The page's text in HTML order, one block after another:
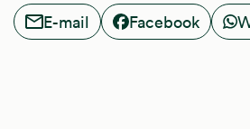
E-mail
Facebook